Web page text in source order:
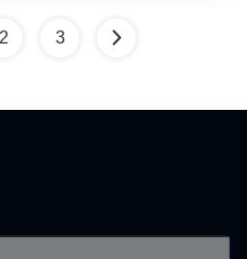
2 3